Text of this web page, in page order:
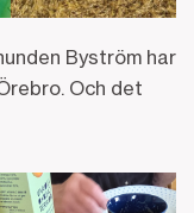
Byström har
Och det